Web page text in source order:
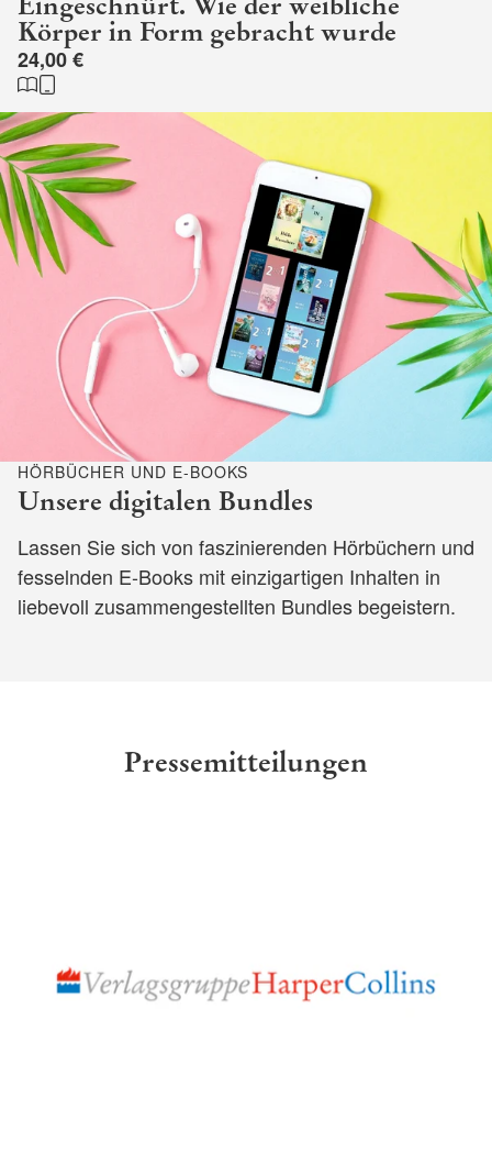
Körper in Form gebracht wurde
24,00 €
HÖRBÜCHER UND E-BOOKS
Unsere digitalen Bundles
Lassen Sie sich von faszinierenden Hörbüchern und
fesselnden E-Books mit einzigartigen Inhalten in
liebevoll zusammengestellten Bundles begeistern.
Pressemitteilungen